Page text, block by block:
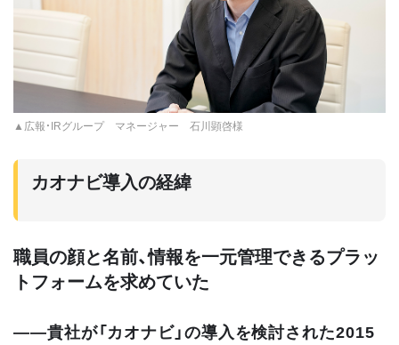
▲広報・IRグループ マネージャー 石川顕啓様
カオナビ導入の経緯
職員の顔と名前、情報を一元管理できるプラッ
トフォームを求めていた
――貴社が「カオナビ」の導入を検討された2015